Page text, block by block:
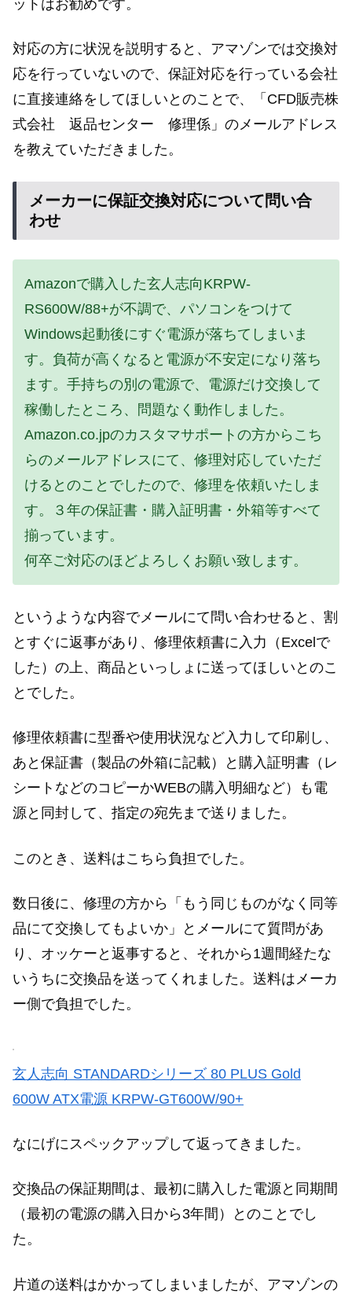
ットはお勧めです。
対応の方に状況を説明すると、アマゾンでは交換対
応を行っていないので、保証対応を行っている会社
に直接連絡をしてほしいとのことで、「CFD販売株
式会社 返品センター 修理係」のメールアドレス
を教えていただきました。
メーカーに保証交換対応について問い合
わせ
Amazonで購入した玄人志向KRPW-
RS600W/88+が不調で、パソコンをつけて
Windows起動後にすぐ電源が落ちてしまいま
す。負荷が高くなると電源が不安定になり落ち
ます。手持ちの別の電源で、電源だけ交換して
稼働したところ、問題なく動作しました。
Amazon.co.jpのカスタマサポートの方からこち
らのメールアドレスにて、修理対応していただ
けるとのことでしたので、修理を依頼いたしま
す。３年の保証書・購入証明書・外箱等すべて
揃っています。
何卒ご対応のほどよろしくお願い致します。
というような内容でメールにて問い合わせると、割
とすぐに返事があり、修理依頼書に入力（Excelで
した）の上、商品といっしょに送ってほしいとのこ
とでした。
修理依頼書に型番や使用状況など入力して印刷し、
あと保証書（製品の外箱に記載）と購入証明書（レ
シートなどのコピーかWEBの購入明細など）も電
源と同封して、指定の宛先まで送りました。
このとき、送料はこちら負担でした。
数日後に、修理の方から「もう同じものがなく同等
品にて交換してもよいか」とメールにて質問があ
り、オッケーと返事すると、それから1週間経たな
いうちに交換品を送ってくれました。送料はメーカ
ー側で負担でした。
玄人志向 STANDARDシリーズ 80 PLUS Gold
600W ATX電源 KRPW-GT600W/90+
なにげにスペックアップして返ってきました。
交換品の保証期間は、最初に購入した電源と同期間
（最初の電源の購入日から3年間）とのことでし
た。
片道の送料はかかってしまいましたが、アマゾンの